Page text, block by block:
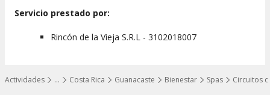
…
Mostrar todos los niveles
Actividades Costa Rica Guanacaste Bienestar Spas Circuitos
Servicio prestado por:
Rincón de la Vieja S.R.L - 3102018007